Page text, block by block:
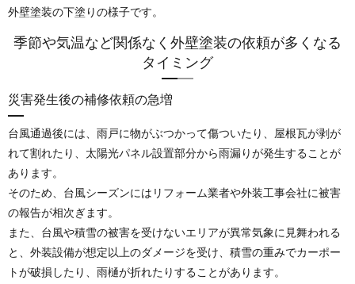
外壁塗装の下塗りの様子です。
季節や気温など関係なく外壁塗装の依頼が多くなる
タイミング
災害発生後の補修依頼の急増
台風通過後には、雨戸に物がぶつかって傷ついたり、屋根瓦が剥が
れて割れたり、太陽光パネル設置部分から雨漏りが発生することが
あります。
そのため、台風シーズンにはリフォーム業者や外装工事会社に被害
の報告が相次ぎます。
また、台風や積雪の被害を受けないエリアが異常気象に見舞われる
と、外装設備が想定以上のダメージを受け、積雪の重みでカーポー
トが破損したり、雨樋が折れたりすることがあります。